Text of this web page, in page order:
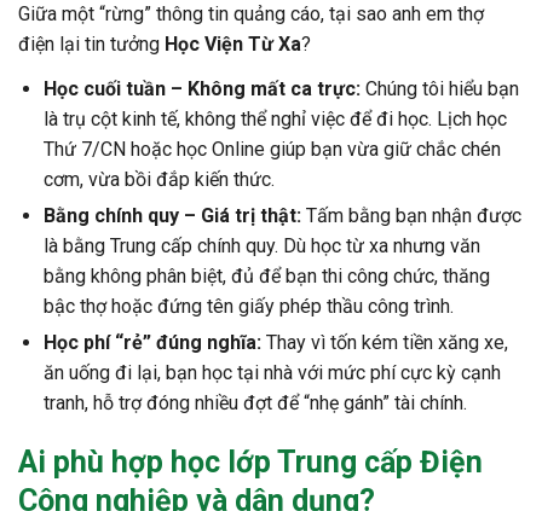
Giữa một “rừng” thông tin quảng cáo, tại sao anh em thợ
điện lại tin tưởng Học Viện Từ Xa?
Học cuối tuần – Không mất ca trực:Chúng tôi hiểu bạn
là trụ cột kinh tế, không thể nghỉ việc để đi học. Lịch học
Thứ 7/CN hoặc học Online giúp bạn vừa giữ chắc chén
cơm, vừa bồi đắp kiến thức.
Bằng chính quy – Giá trị thật:Tấm bằng bạn nhận được
là bằng Trung cấp chính quy. Dù học từ xa nhưng văn
bằng không phân biệt, đủ để bạn thi công chức, thăng
bậc thợ hoặc đứng tên giấy phép thầu công trình.
Học phí “rẻ” đúng nghĩa:Thay vì tốn kém tiền xăng xe,
ăn uống đi lại, bạn học tại nhà với mức phí cực kỳ cạnh
tranh, hỗ trợ đóng nhiều đợt để “nhẹ gánh” tài chính.
Ai phù hợp học lớp Trung cấp Điện
Công nghiệp và dân dụng?